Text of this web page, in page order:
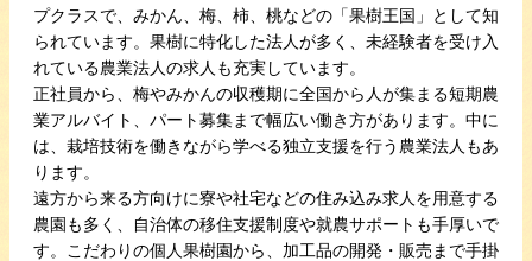
プクラスで、みかん、梅、柿、桃などの「果樹王国」として知
られています。果樹に特化した法人が多く、未経験者を受け入
れている農業法人の求人も充実しています。
正社員から、梅やみかんの収穫期に全国から人が集まる短期農
業アルバイト、パート募集まで幅広い働き方があります。中に
は、栽培技術を働きながら学べる独立支援を行う農業法人もあ
ります。
遠方から来る方向けに寮や社宅などの住み込み求人を用意する
農園も多く、自治体の移住支援制度や就農サポートも手厚いで
す。こだわりの個人果樹園から、加工品の開発・販売まで手掛